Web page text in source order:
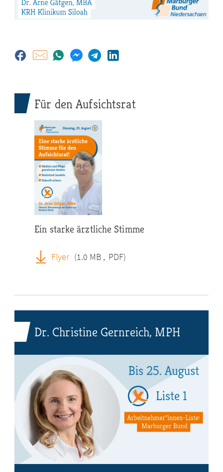
Für den Aufsichtsrat
Ein starke ärztliche Stimme
Flyer (1.0 MB , PDF)
Dr. Christine Gernreich, MPH